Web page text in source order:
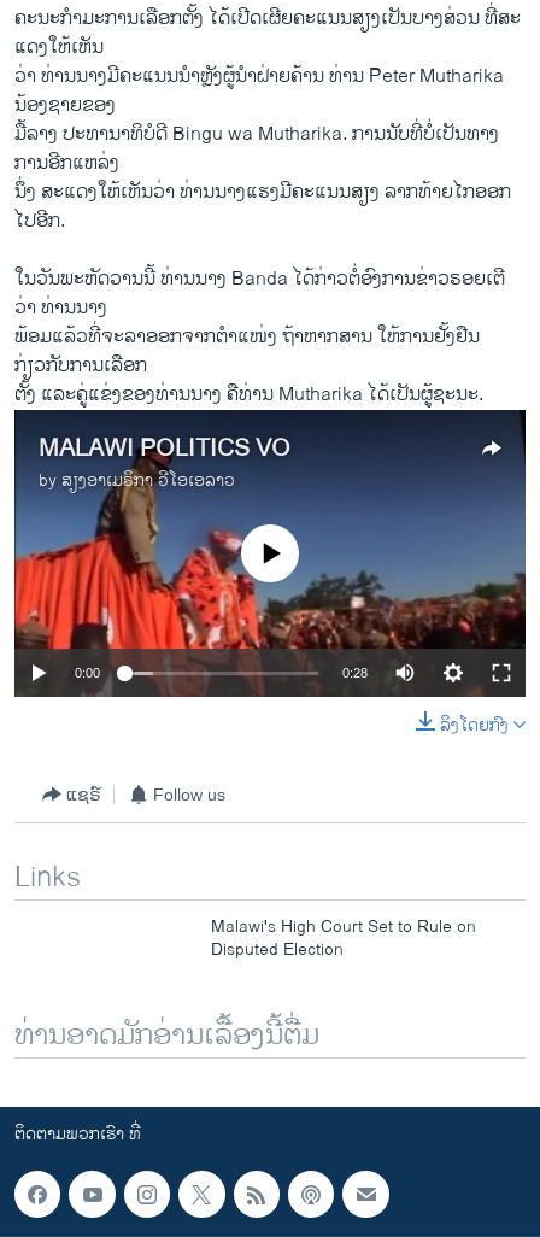
ຄະນະ​ກຳມະການ​ເລືອກ​ຕັ້ງ ​ໄດ້​ເປີດເຜີຍຄະແນນສຽງເປັນບາງສ່ວນ ທີ່​ສະ​
ແດງ​ໃຫ້​ເຫັນ
​ວ່າ ທ່ານ​ນາງມີຄະແນນນຳ​ຫຼັງຜູ້ນຳຝ່າຍ​ຄ້ານ ທ່ານ Peter Mutharika
ນ້ອງ​ຊາຍຂອງ​
ມື້​ລາງ ປະທານາທິບໍດີ Bingu wa Mutharika. ການ​ນັບ​ທີ່ບໍ່​ເປັນ​ທາງ​
ການ​ອີກແຫ​ລ່ງ
ນຶ່ງ ສະແດງ​ໃຫ້​ເຫັນ​ວ່າ ທ່ານ​ນາງ​ແຮງ​ມີຄະແນນສຽງ ລາກທ້າຍໄກອອກ​
ໄປ​ອີກ.
​ໃນ​ວັນ​ພ​ະຫັດ​ວານ​ນີ້ ທ່ານ​ນາງ Banda ​ໄດ້​ກ່າວ​ຕໍ່ອົງການ​ຂ່າວຣອຍ​ເຕີ​
ວ່າ ທ່ານ​ນາງ
ພ້ອມ​ແລ້ວ​ທີ່​ຈະລາ​ອອກ​ຈາກ​ຕຳ​ແໜ່​ງ ຖ້າ​ຫາກ​ສານ ໃຫ້ການຢັ້ງ​ຢືນ​
ກ່ຽວກັບການ​ເລືອກ
​ຕັ້ງ ​ແລະຄູ່​ແຂ່ງ​ຂອງທ່ານນາງ ຄື​ທ່ານ Mutharika ​ໄດ້​ເປັນ​ຜູ້​ຊະນະ.​ ​
MALAWI POLITICS VO
by ສຽງອາເມຣິກາ ວີໂອເອລາວ
No media source currently available
0:00 0:28
ລິງໂດຍກົງ
ແຊຣ໌ Follow us
Links
Malawi's High Court Set to Rule on
Disputed Election
ທ່ານອາດມັກອ່ານເລື້ອງນີ້ຕື່ມ
ຕິດຕາມພວກເຮົາ ທີ່